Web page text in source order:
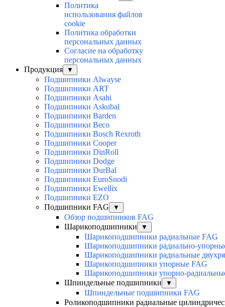
Политика
использования файлов
cookie
Политика обработки
персональных данных
Согласие на обработку
персональных данных
Продукция
▼
Подшипники Alwayse
Подшипники ART
Подшипники Asahi
Подшипники Askubal
Подшипники Barden
Подшипники Beco
Подшипники Bosch Rexroth
Подшипники Cooper
Подшипники DinRoll
Подшипники Dodge
Подшипники DurBal
Подшипники EuroSnodi
Подшипники Ewellix
Подшипники EZO
Подшипники FAG
▼
Обзор подшипников FAG
Шарикоподшипники
▼
Шарикоподшипники радиальные FAG
Шарикоподшипники радиально-
Шарикоподшипники радиальные
Шарикоподшипники упорные FAG
Шарикоподшипники упорно-
Шпиндельные подшипники
▼
Шпиндельные подшипники FAG
Роликоподшипники радиальные